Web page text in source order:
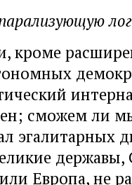
кроме
сможем ли
эгалитарных
Европа, не